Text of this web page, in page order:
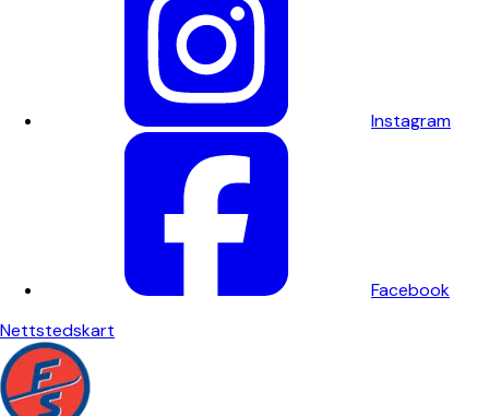
Instagram
Facebook
Nettstedskart